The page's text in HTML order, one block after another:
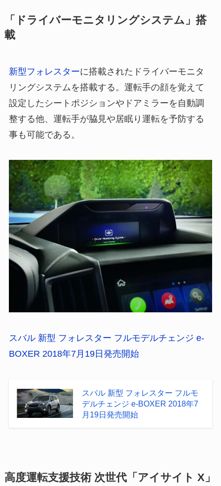
「ドライバーモニタリングシステム」搭
載
新型フォレスターに搭載されたドライバーモニタ
リングシステムを搭載する。運転手の顔を覚えて
設定したシートポジションやドアミラーを自動調
整する他、運転手が脇見や居眠り運転を予防する
事も可能である。
スバル 新型 フォレスター フルモデルチェンジ e-
BOXER 2018年7月19日発売開始
スバル 新型 フォレスター フルモ
デルチェンジ e-BOXER 2018年7
月19日発売開始
高度運転支援技術 次世代「アイサイト X」